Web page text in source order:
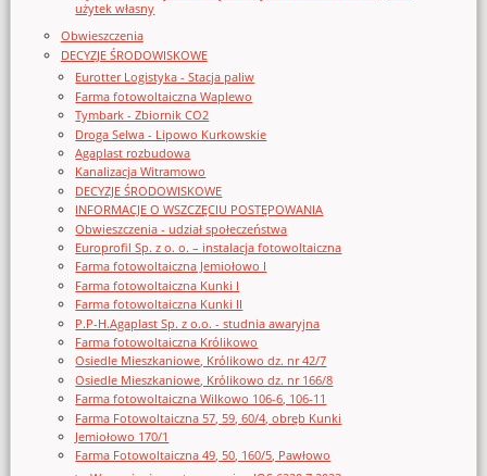
użytek własny
Obwieszczenia
DECYZJE ŚRODOWISKOWE
Eurotter Logistyka - Stacja paliw
Farma fotowoltaiczna Waplewo
Tymbark - Zbiornik CO2
Droga Selwa - Lipowo Kurkowskie
Agaplast rozbudowa
Kanalizacja Witramowo
DECYZJE ŚRODOWISKOWE
INFORMACJE O WSZCZĘCIU POSTĘPOWANIA
Obwieszczenia - udział społeczeństwa
Europrofil Sp. z o. o. – instalacja fotowoltaiczna
Farma fotowoltaiczna Jemiołowo I
Farma fotowoltaiczna Kunki I
Farma fotowoltaiczna Kunki II
P.P-H.Agaplast Sp. z o.o. - studnia awaryjna
Farma fotowoltaiczna Królikowo
Osiedle Mieszkaniowe, Królikowo dz. nr 42/7
Osiedle Mieszkaniowe, Królikowo dz. nr 166/8
Farma fotowoltaiczna Wilkowo 106-6, 106-11
Farma Fotowoltaiczna 57, 59, 60/4, obręb Kunki
Jemiołowo 170/1
Farma Fotowoltaiczna 49, 50, 160/5, Pawłowo